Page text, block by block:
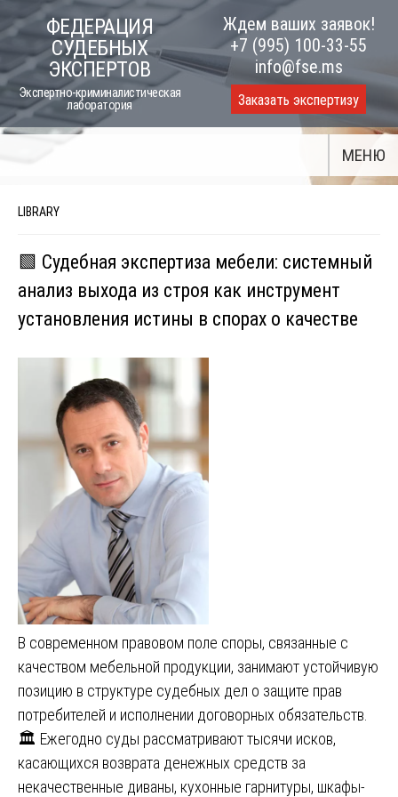
to
content
ФЕДЕРАЦИЯ
СУДЕБНЫХ
ЭКСПЕРТОВ
Экспертно-криминалистическая
лаборатория
Ждем ваших заявок!
+7 (995) 100-33-55
info@fse.ms
Заказать экспертизу
МЕНЮ
LIBRARY
🟩 Судебная экспертиза мебели: системный
анализ выхода из строя как инструмент
установления истины в спорах о качестве
В современном правовом поле споры, связанные с
качеством мебельной продукции, занимают устойчивую
позицию в структуре судебных дел о защите прав
потребителей и исполнении договорных обязательств.
🏛️ Ежегодно суды рассматривают тысячи исков,
касающихся возврата денежных средств за
некачественные диваны, кухонные гарнитуры, шкафы-